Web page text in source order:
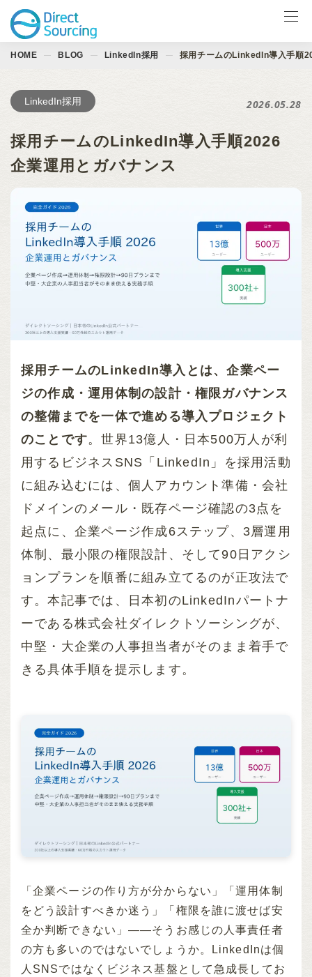
サービス一覧
LinkedIn製品
お役立ち資料
イベント
ブログ
会社情報
HOME BLOG LinkedIn採用 採用チームのLinkedIn導入手順
LinkedIn採用 2026.05.28
採用チームのLinkedIn導入手順2026
企業運用とガバナンス
採用チームのLinkedIn導入とは、企業ペー
ジの作成・運用体制の設計・権限ガバナンス
の整備までを一体で進める導入プロジェクト
のことです。世界13億人・日本500万人が利
用するビジネスSNS「LinkedIn」を採用活動
に組み込むには、個人アカウント準備・会社
ドメインのメール・既存ページ確認の3点を
起点に、企業ページ作成6ステップ、3層運用
体制、最小限の権限設計、そして90日アクシ
ョンプランを順番に組み立てるのが正攻法で
す。本記事では、日本初のLinkedInパートナ
ーである株式会社ダイレクトソーシングが、
中堅・大企業の人事担当者がそのまま着手で
きる具体手順を提示します。
「企業ページの作り方が分からない」「運用体制
をどう設計すべきか迷う」「権限を誰に渡せば安
全か判断できない」――そうお感じの人事責任者
の方も多いのではないでしょうか。LinkedInは個
人SNSではなくビジネス基盤として急成長してお